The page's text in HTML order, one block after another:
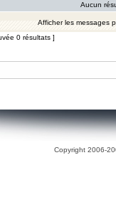
Aucun
Afficher les messages
0 résultats ]
Copyright 2006-